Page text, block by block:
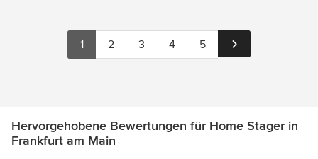
1 2 3 4 5
Hervorgehobene Bewertungen für Home Stager in
Frankfurt am Main